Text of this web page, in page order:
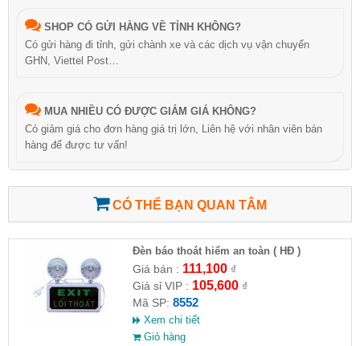
SHOP CÓ GỬI HÀNG VỀ TỈNH KHÔNG?
Có gửi hàng đi tỉnh, gửi chành xe và các dịch vụ vận chuyển
GHN, Viettel Post…
MUA NHIỀU CÓ ĐƯỢC GIẢM GIÁ KHÔNG?
Có giảm giá cho đơn hàng giá trị lớn, Liên hệ với nhân viên bán
hàng để được tư vấn!
CÓ THỂ BẠN QUAN TÂM
Đèn báo thoát hiểm an toàn ( HĐ )
Giá bán : 111,100₫
Giá sỉ VIP : 105,600₫
Mã SP: 8552
Xem chi tiết
Giỏ hàng